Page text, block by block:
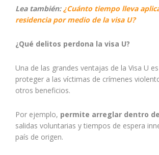
Lea también: ¿Cuánto tiempo lleva
residencia por medio de la visa U?
¿Qué delitos perdona la visa U?
Una de las grandes ventajas de la Visa U
proteger a las víctimas de crímenes
otros beneficios.
Por ejemplo, permite arreglar dentro
salidas voluntarias y tiempos de espera
país de origen.